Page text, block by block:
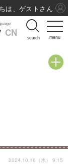
menu
CN search
2024.10.16（水） 9:15
は、ゲストさん